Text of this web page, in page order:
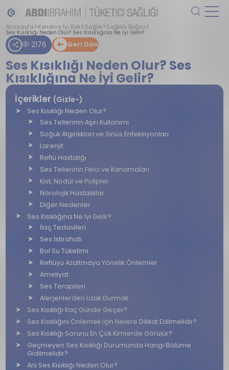
Anasayfa Kendine İyi Bak Sağlık Sağlıklı Boğaz
Ses Kısıklığı Neden Olur? Ses Kısıklığına Ne İyi Gelir?
2176 Geri Dön
Ses Kısıklığı Neden Olur? Ses
Kısıklığına Ne İyi Gelir?
İçerikler (Gizle-)
Ses Kısıklığı Neden Olur?
Ses Tellerinin Aşırı Kullanımı
Soğuk Algınlıkları ve Sinüs Enfeksiyonları
Larenjit
Reflü Hastalığı
Ses Tellerinin Felci ve Kanamaları
Kist, Nodül ve Polipler
Nörolojik Hastalıklar
Diğer Nedenler
Ses Kısıklığına Ne İyi Gelir?
İlaç Tedavileri
Ses İstirahati
Bol Su Tüketimi
Reflüyü Azaltmaya Yönelik Önlemler
Ameliyat
Ses Terapileri
Alerjenlerden Uzak Durmak
Ses Kısıklığı Kaç Günde Geçer?
Ses Kısıklığını Önlemek için Nelere Dikkat Edilmelidir?
Ses Kısıklığı Sorunu En Çok Kimlerde Görülür?
Geçmeyen Ses Kısıklığı Durumunda Hangi Bölüme
Gidilmelidir?
Ani Ses Kısıklığı Neden Olur?